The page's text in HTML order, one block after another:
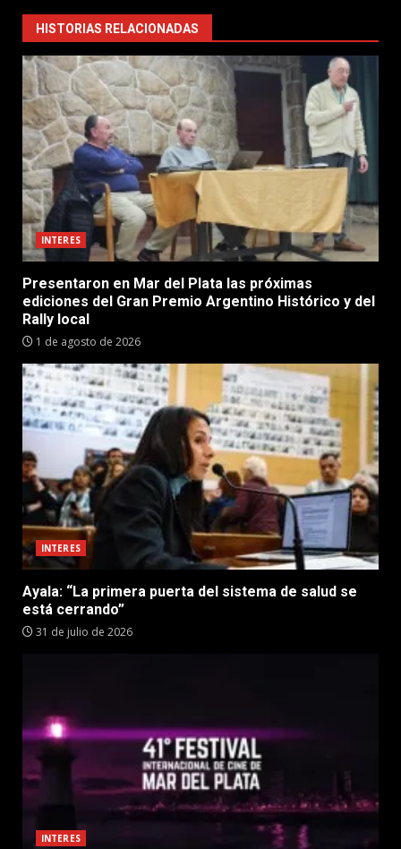
HISTORIAS RELACIONADAS
INTERES
Presentaron en Mar del Plata las próximas
ediciones del Gran Premio Argentino Histórico y del
Rally local
1 de agosto de 2026
INTERES
Ayala: “La primera puerta del sistema de salud se
está cerrando”
31 de julio de 2026
INTERES